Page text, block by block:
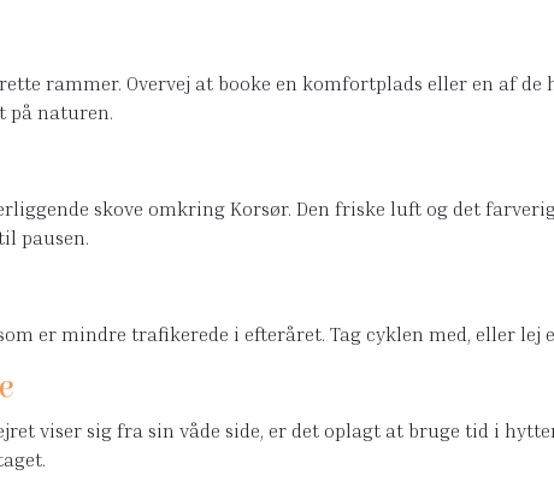
rammer. Overvej at booke en komfortplads eller en af
på naturen.
skove omkring Korsør. Den friske luft og det
pausen.
er mindre trafikerede i efteråret. Tag cyklen med, eller lej
viser sig fra sin våde side, er det oplagt at bruge tid i